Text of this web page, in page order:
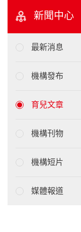
新聞中心
最新消息
機構發布
育兒文章
機構刊物
機構短片
媒體報道